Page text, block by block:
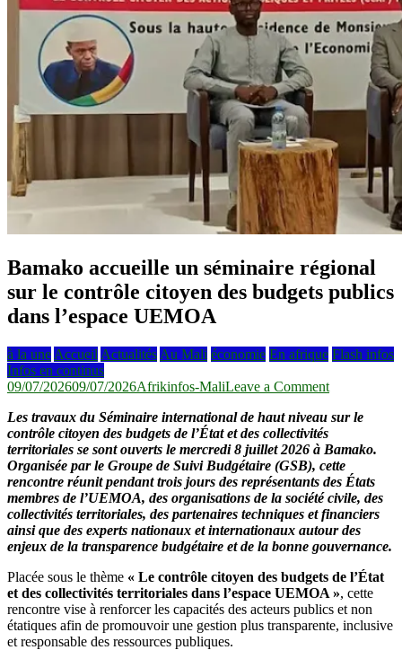
Bamako accueille un séminaire régional
sur le contrôle citoyen des budgets publics
dans l’espace UEMOA
à la une Accueil Actualités Au Mali économie En afrique Flash infos
Infos en continus
09/07/202609/07/2026Afrikinfos-MaliLeave a Commenton
accueille
séminaire
régional
sur
le
contrôle
citoyen
des
publics
dans
l’espace
UEMOA
Les travaux du Séminaire international de haut niveau sur le
contrôle citoyen des budgets de l’État et des collectivités
territoriales se sont ouverts le mercredi 8 juillet 2026 à Bamako.
Organisée par le Groupe de Suivi Budgétaire (GSB), cette
rencontre réunit pendant trois jours des représentants des États
membres de l’UEMOA, des organisations de la société civile, des
collectivités territoriales, des partenaires techniques et financiers
ainsi que des experts nationaux et internationaux autour des
enjeux de la transparence budgétaire et de la bonne gouvernance.
Placée sous le thème « Le contrôle citoyen des budgets de l’État
et des collectivités territoriales dans l’espace UEMOA », cette
rencontre vise à renforcer les capacités des acteurs publics et non
étatiques afin de promouvoir une gestion plus transparente, inclusive
et responsable des ressources publiques.